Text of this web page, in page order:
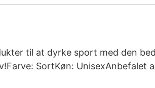
til at dyrke sport med den
SortKøn: UnisexAnbefalet